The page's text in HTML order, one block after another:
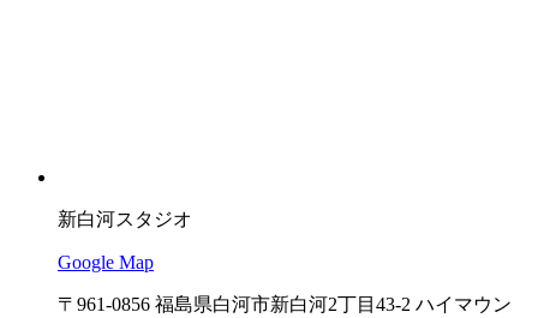
新白河スタジオ
Google Map
〒961-0856 福島県白河市新白河2丁目43-2 ハイマウン